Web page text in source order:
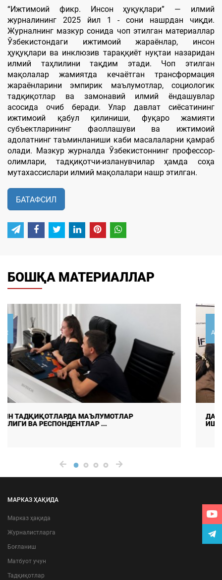
“Ижтимоий фикр. Инсон ҳуқуқлари” — илмий
журналининг 2025 йил 1 - сони нашрдан чиқди.
Журналнинг мазкур сонида чоп этилган материаллар
Ўзбекистондаги ижтимоий жараёнлар, инсон
ҳуқуқлари ва инклюзив тараққиёт нуқтаи назаридан
илмий таҳлилини тақдим этади. Чоп этилган
мақолалар жамиятда кечаётган трансформация
жараёнларини эмпирик маълумотлар, социологик
тадқиқотлар ва замонавий илмий ёндашувлар
асосида очиб беради. Улар давлат сиёсатининг
ижтимоий қабул қилиниши, фуқаро жамияти
субъектларининг фаоллашуви ва ижтимоий
адолатнинг таъминланиши каби масалаларни қамраб
олади. Мазкур журналда Ўзбекистоннинг профессор-
олимлари, тадқиқотчи-изланувчилар ҳамда соҳа
мутахассислари илмий мақолалари нашр этилган.
БАТАФСИЛ
БОШҚА МАТЕРИАЛЛАР
07
August
ДАЛА ТАДҚИҚОТЛАРИДА МАЪЛУМОТЛАР СИФАТИ ВА
ИШОНЧЛИЛИГИНИ ТАЪМ ...
МАРКАЗ ҲАҚИДА
Марказ ҳақида
Журналистларга
Боғланиш
Матбуот учун
Тадқиқотлар